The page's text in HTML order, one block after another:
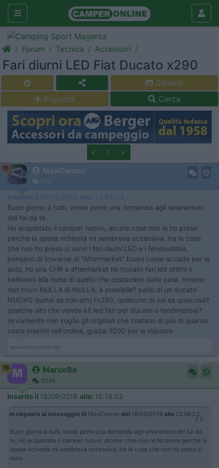
Forum Tecnica Accessori
Fari diurni LED Fiat Ducato x290
Galleria
Rispondi
Cerca
< 1 >
11 MaxCancer
570
Inserito il 18/09/2018 alle: 13:58:03
Buon giorno a tutti, vorrei porre una domanda agli smanettoni
del fai da te.
Ho acquistato il camper nuovo, alcune cose non le ho prese
perché la spesa richiesta mi sembrava eccessiva, tra le cose
che non ho preso ci sono i fari diurni LED e i fendinebbia,
pensavo di trovarne di "Aftermarket" buoni come accade per le
auto, ho una CHR e aftermarket ho trovato fari led ottimi e
bellissimi alla meta di quello che costavano dalla casa. Invece
non trovo NULLA di NULLA, è possibile? parlo di un ducato
NUOVO quindi se non erro l'x290, qualcuno di voi sa qualcosa?
qualche sito che vende kit led fari per ducato o fendinebbia?
ovviamente non voglio gli originali che costano di più di quanto
costa inserirli nell'ordine, grazie 1000 per le risposte
www.maxcancer.net
16 MarcoBo
3096
Inserito il 18/09/2018 alle: 15:19:52
In risposta al messaggio di MaxCancer del 18/09/2018 alle 13:58:03
Buon giorno a tutti, vorrei porre una domanda agli smanettoni del fai da
te. Ho acquistato il camper nuovo, alcune cose non le ho prese perché la
spesa richiesta mi sembrava eccessiva, tra le cose che non ho preso ci
sono